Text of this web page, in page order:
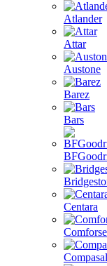
Atlander
Attar
Austone
Barez
Bars
Centara
Compasal